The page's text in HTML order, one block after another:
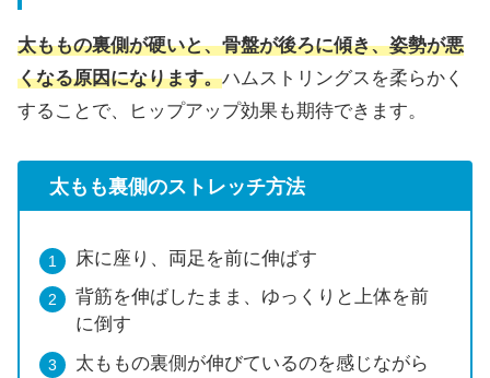
太ももの裏側が硬いと、骨盤が後ろに傾き、姿勢が悪
くなる原因になります。ハムストリングスを柔らかく
することで、ヒップアップ効果も期待できます。
太もも裏側のストレッチ方法
床に座り、両足を前に伸ばす
背筋を伸ばしたまま、ゆっくりと上体を前
に倒す
太ももの裏側が伸びているのを感じながら